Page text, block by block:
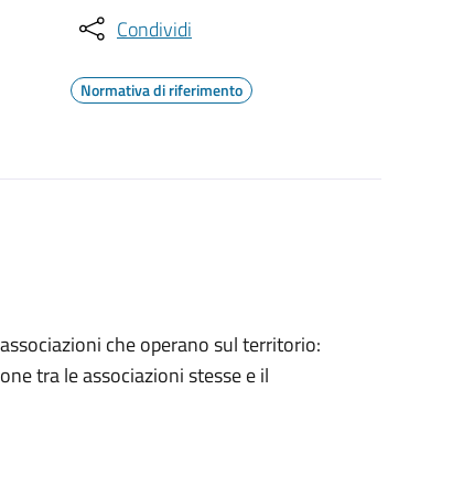
Condividi
Normativa di riferimento
che operano sul territorio:
tra le associazioni stesse e il